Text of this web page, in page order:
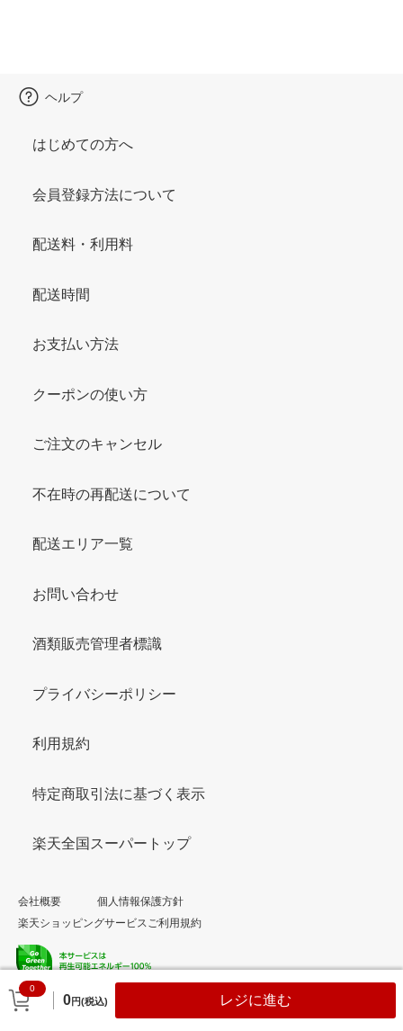
0
0円(税込) レジに進む
ヘルプ
はじめての方へ
会員登録方法について
配送料・利用料
配送時間
お支払い方法
クーポンの使い方
ご注文のキャンセル
不在時の再配送について
配送エリア一覧
お問い合わせ
酒類販売管理者標識
プライバシーポリシー
利用規約
特定商取引法に基づく表示
楽天全国スーパートップ
会社概要
個人情報保護方針
楽天ショッピングサービスご利用規約
© Rakuten Group, Inc.